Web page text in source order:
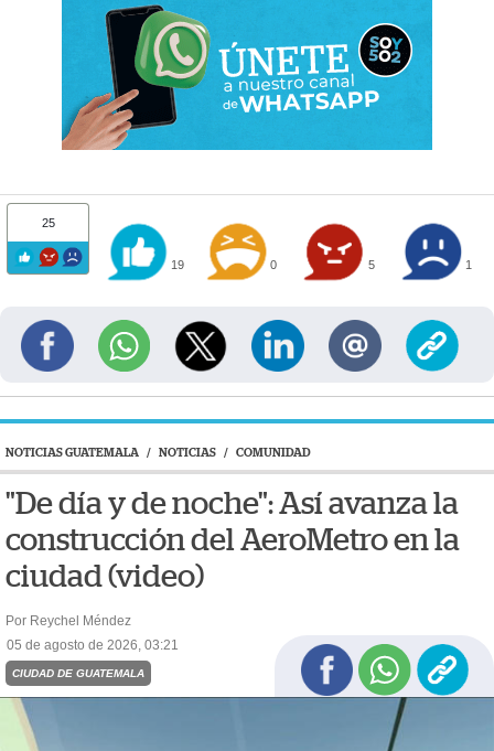
25
19 0 5 1
NOTICIAS GUATEMALA / NOTICIAS / COMUNIDAD
"De día y de noche": Así avanza la
construcción del AeroMetro en la
ciudad (video)
Por Reychel Méndez
05 de agosto de 2026, 03:21
CIUDAD DE GUATEMALA